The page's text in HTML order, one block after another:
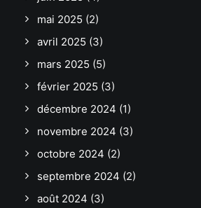
mai 2025 (2)
avril 2025 (3)
mars 2025 (5)
février 2025 (3)
décembre 2024 (1)
novembre 2024 (3)
octobre 2024 (2)
septembre 2024 (2)
août 2024 (3)